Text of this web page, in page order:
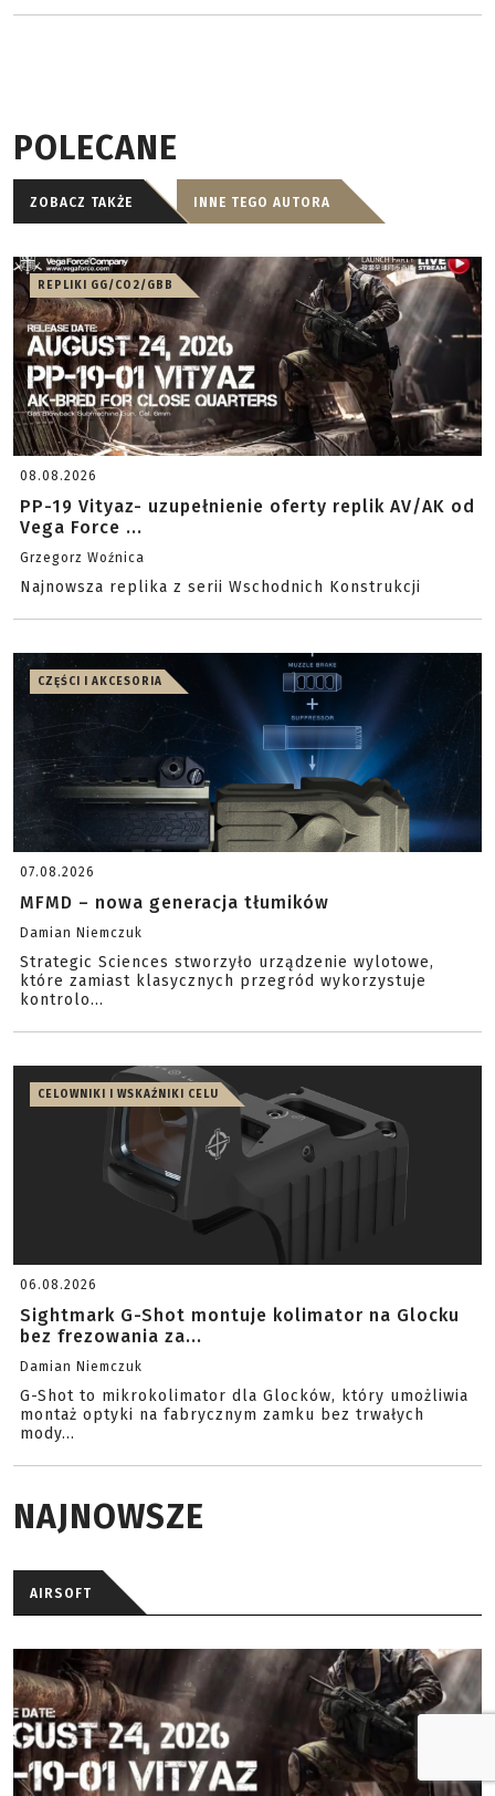
POLECANE
ZOBACZ TAKŻE INNE TEGO AUTORA
REPLIKI GG/CO2/GBB
08.08.2026
PP-19 Vityaz- uzupełnienie oferty replik AV/AK od
Vega Force ...
Grzegorz Woźnica
Najnowsza replika z serii Wschodnich Konstrukcji
CZĘŚCI I AKCESORIA
07.08.2026
MFMD – nowa generacja tłumików
Damian Niemczuk
Strategic Sciences stworzyło urządzenie wylotowe,
które zamiast klasycznych przegród wykorzystuje
kontrolo...
CELOWNIKI I WSKAŹNIKI CELU
06.08.2026
Sightmark G-Shot montuje kolimator na Glocku
bez frezowania za...
Damian Niemczuk
G-Shot to mikrokolimator dla Glocków, który umożliwia
montaż optyki na fabrycznym zamku bez trwałych
mody...
NAJNOWSZE
AIRSOFT